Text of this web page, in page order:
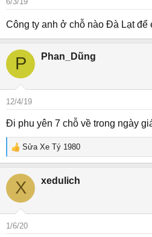
Công ty anh ở chỗ nào Đà Lạt để
P Phan_Dũng
12/4/19
Đi phu yên 7 chỗ về trong ngày
R
e
a
t
n
Sửa Xe Tý 1980
X xedulich
1/6/20